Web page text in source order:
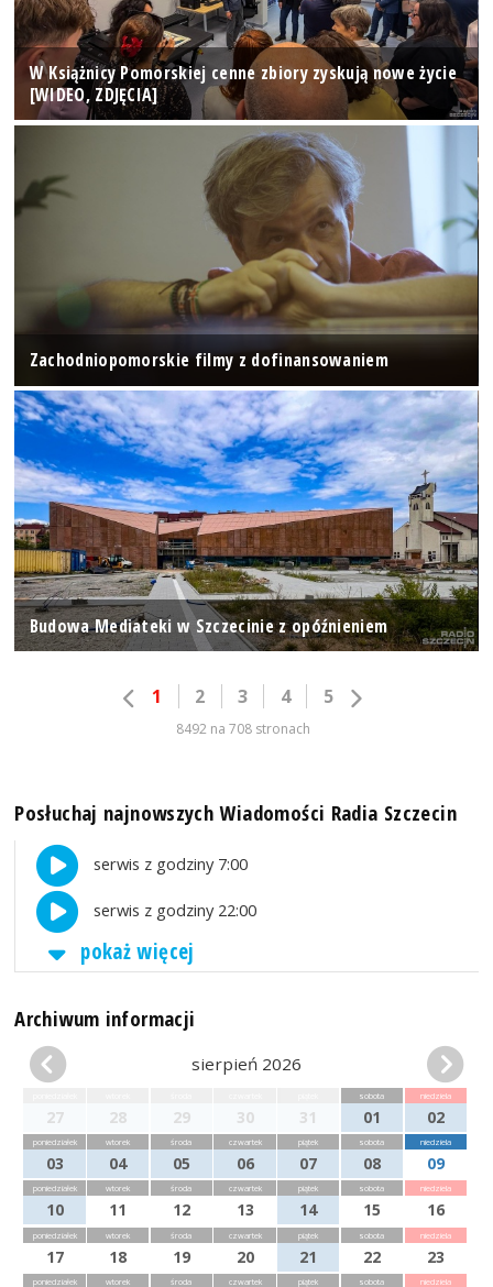
W Książnicy Pomorskiej cenne zbiory zyskują nowe życie
[WIDEO, ZDJĘCIA]
Zachodniopomorskie filmy z dofinansowaniem
Budowa Mediateki w Szczecinie z opóźnieniem
1 2 3 4 5
8492 na 708 stronach
Posłuchaj najnowszych Wiadomości Radia Szczecin
serwis z godziny 7:00
serwis z godziny 22:00
pokaż więcej
Archiwum informacji
sierpień 2026
27 28 29 30 31
sobota
01
niedziela
02
poniedziałek
03
wtorek
04
środa
05
czwartek
06
piątek
07
sobota
08
niedziela
09
poniedziałek
10
wtorek
11
środa
12
czwartek
13
piątek
14
sobota
15
niedziela
16
poniedziałek
17
wtorek
18
środa
19
czwartek
20
piątek
21
sobota
22
niedziela
23
poniedziałek wtorek środa czwartek piątek sobota niedziela